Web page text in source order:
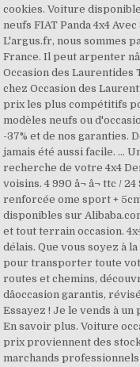
cookies. Voiture
neufs FIAT Panda 4x4
L'argus.fr, nous sommes
France. Il peut arpenter
Occasion des Laurentides
chez Occasion des
prix les plus compétitifs
modèles neufs ou
-37% et de nos garanties.
jamais été aussi facile. ...
recherche de votre 4x4
voisins. 4 990 â¬ â¬ ttc /
renforcée ome sport +
disponibles sur
et tout terrain occasion.
délais. Que vous soyez à la
pour transporter toute
routes et chemins,
dâoccasion garantis,
Essayez ! Je le vends à un
En savoir plus. Voiture
prix proviennent des
marchands